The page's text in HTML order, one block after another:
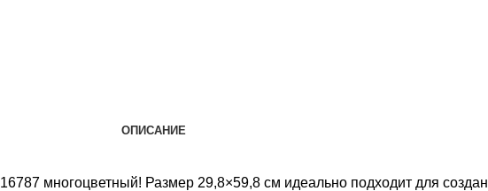
ОПИСАНИЕ
многоцветный! Размер 29,8×59,8 см идеально подходит для